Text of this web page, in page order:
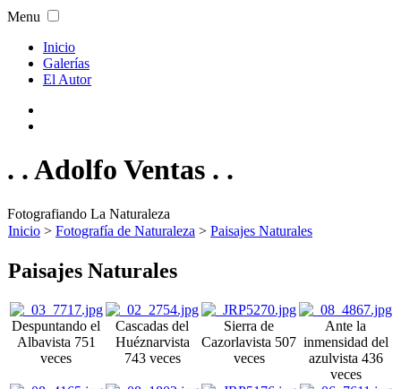
Menu
Inicio
Galerías
El Autor
. . Adolfo Ventas . .
Fotografiando La Naturaleza
Inicio > Fotografía de Naturaleza > Paisajes Naturales
Paisajes Naturales
Despuntando el
Albavista 751
veces
Cascadas del
Huéznarvista
743 veces
Sierra de
Cazorlavista 507
veces
Ante la
inmensidad del
azulvista 436
veces